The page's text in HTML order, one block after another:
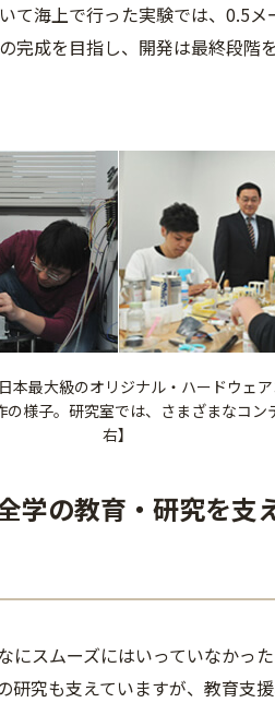
て海上で行った実験では、0.5
成を目指し、開発は最終段階を
最大級のオリジナル・ハードウェ
様子。研究室では、さまざまなコ
右】
学の教育・研究を支
にスムーズにはいっていなかっ
研究も支えていますが、教育支